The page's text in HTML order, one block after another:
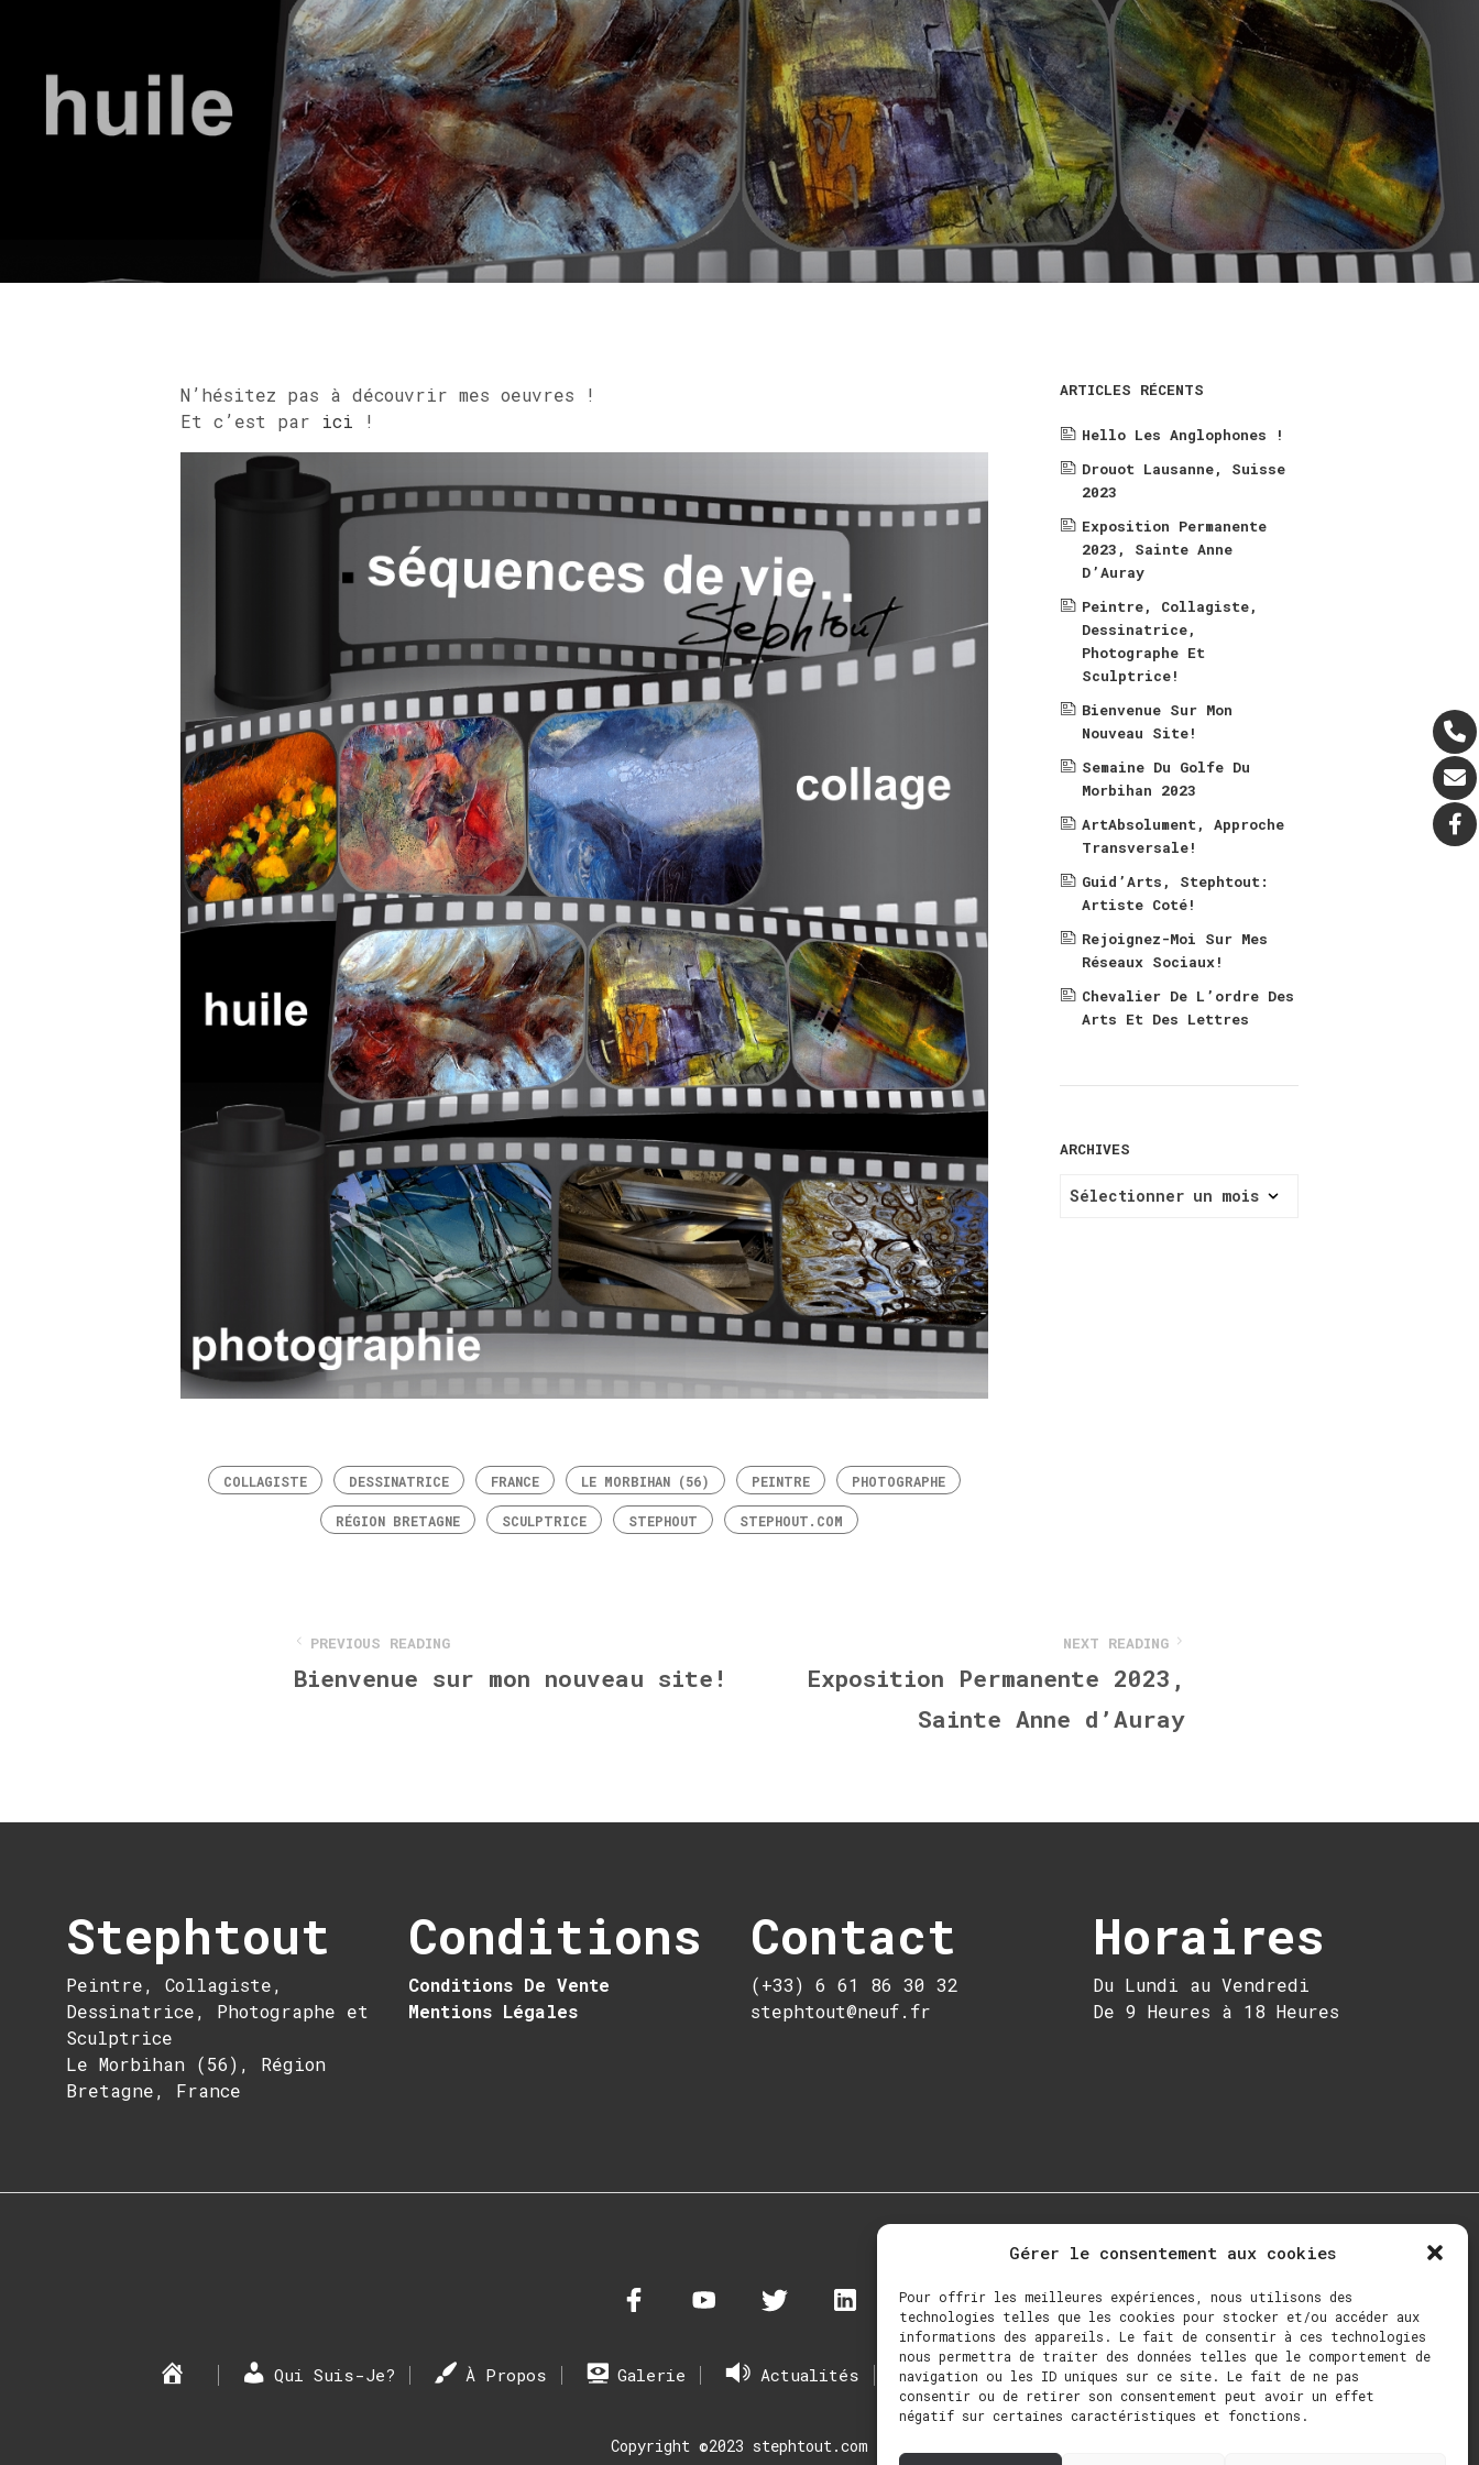
Gérer le consentement aux cookies
Pour offrir les meilleures expériences, nous utilisons des
technologies telles que les cookies pour stocker et/ou accéder aux
informations des appareils. Le fait de consentir à ces technologies
nous permettra de traiter des données telles que le comportement de
navigation ou les ID uniques sur ce site. Le fait de ne pas
consentir ou de retirer son consentement peut avoir un effet
négatif sur certaines caractéristiques et fonctions.
N’hésitez pas à découvrir mes oeuvres !
Et c’est par
ici !
COLLAGISTE DESSINATRICE FRANCE LE MORBIHAN (56) PEINTRE PHOTOGRAPHE
RÉGION BRETAGNE SCULPTRICE STEPHOUT STEPHOUT.COM
ARTICLES RÉCENTS
Hello Les Anglophones !
Drouot Lausanne, Suisse
2023
Exposition Permanente
2023, Sainte Anne
D’Auray
Peintre, Collagiste,
Dessinatrice,
Photographe Et
Sculptrice!
Bienvenue Sur Mon
Nouveau Site!
Semaine Du Golfe Du
Morbihan 2023
ArtAbsolument, Approche
Transversale!
Guid’Arts, Stephtout:
Artiste Coté!
Rejoignez-Moi Sur Mes
Réseaux Sociaux!
Chevalier De L’ordre Des
Arts Et Des Lettres
ARCHIVES
ARCHIVES
PREVIOUS READING
Bienvenue sur mon nouveau site!
NEXT READING
Exposition Permanente 2023,
Sainte Anne d’Auray
Stephtout
Peintre, Collagiste,
Dessinatrice, Photographe et
Sculptrice
Le Morbihan (56), Région
Bretagne, France
Conditions
Conditions De Vente
Mentions Légales
Contact
(+33) 6 61 86 30 32
stephtout@neuf.fr
Horaires
Du Lundi au Vendredi
De 9 Heures à 18 Heures
Qui Suis-Je? À Propos Galerie Actualités Boutique Contact Langue :
Copyright ©2023 stephtout.com